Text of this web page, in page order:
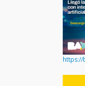
https://